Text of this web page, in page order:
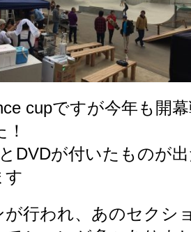
cupですが今年も開
DVDが付いたものが
す
行われ、あのセクシ